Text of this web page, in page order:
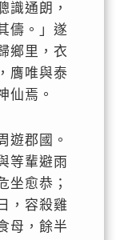
識通朗，
儔。」遂
鄉里，衣
膺唯與泰
仙焉。
遊郡國。
等輩避雨
坐愈恭；
，容殺雞
母，餘半